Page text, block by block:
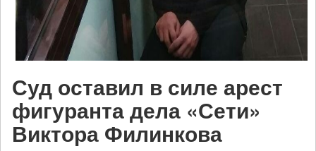
Суд оставил в силе арест
фигуранта дела «Сети»
Виктора Филинкова